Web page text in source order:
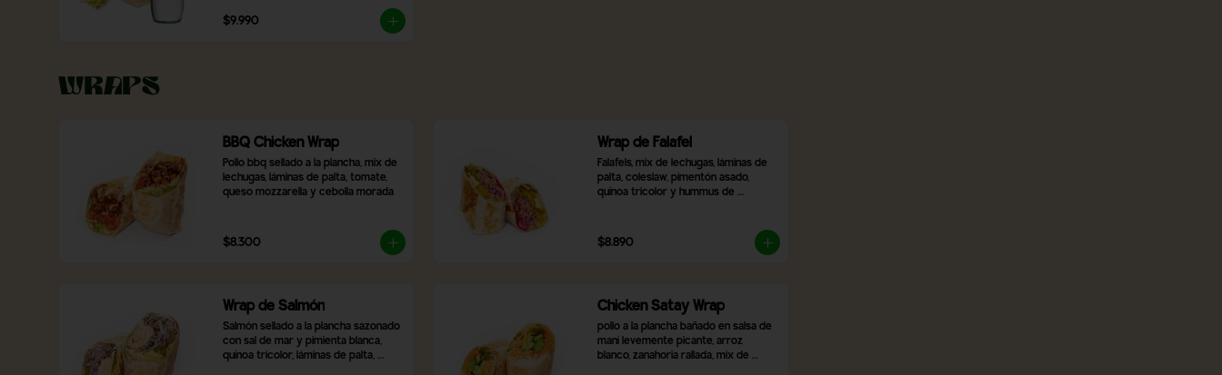
$9.990
Wraps
BBQ Chicken Wrap
Pollo bbq sellado a la plancha, mix de
lechugas, láminas de palta, tomate,
queso mozzarella y cebolla morada
$8.300
Wrap de Falafel
Falafels, mix de lechugas, láminas de
palta, coleslaw, pimentón asado,
quínoa tricolor y hummus de
$8.890
Wrap de Salmón
Salmón sellado a la plancha sazonado
con sal de mar y pimienta blanca,
quínoa tricolor, láminas de palta,
Chicken Satay Wrap
pollo a la plancha bañado en salsa de
maní levemente picante, arroz
blanco, zanahoria rallada, mix de